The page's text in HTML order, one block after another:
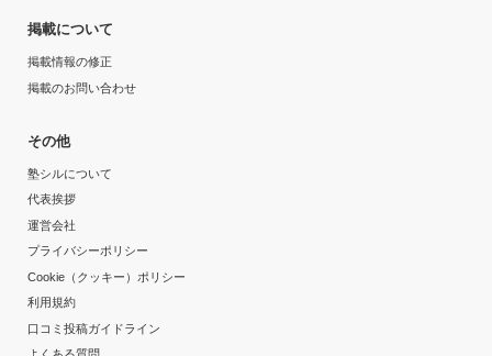
掲載について
掲載情報の修正
掲載のお問い合わせ
その他
塾シルについて
代表挨拶
運営会社
プライバシーポリシー
Cookie（クッキー）ポリシー
利用規約
口コミ投稿ガイドライン